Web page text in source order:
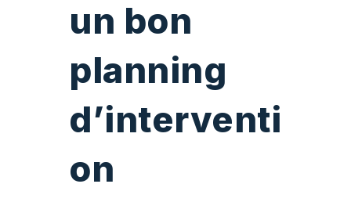
un bon
planning
d’interventi
on